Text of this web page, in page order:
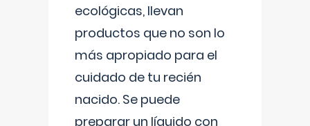
ecológicas, llevan
productos que no son lo
más apropiado para el
cuidado de tu recién
nacido. Se puede
preparar un líquido con